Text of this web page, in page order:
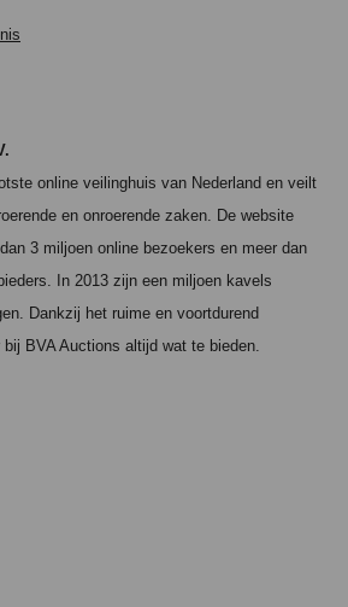
online veilinghuis van Nederland en veilt
en onroerende zaken. De website
3 miljoen online bezoekers en meer dan
In 2013 zijn een miljoen kavels
Dankzij het ruime en voortdurend
BVA Auctions altijd wat te bieden.